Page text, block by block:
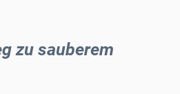
zu sauberem